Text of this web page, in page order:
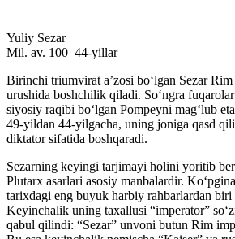
Yuliy Sezar
Mil. av. 100–44-yillar
Birinchi triumvirat aʼzosi boʻlgan Sezar
urushida boshchilik qiladi. Soʻngra
siyosiy raqibi boʻlgan Pompeyni magʻlub
49-yildan 44-yilgacha, uning joniga qasd
diktator sifatida boshqaradi.
Sezarning keyingi tarjimayi holini yoritib
Plutarx asarlari asosiy manbalardir.
tarixdagi eng buyuk harbiy rahbarlardan biri
Keyinchalik uning taxallusi “imperator”
qabul qilindi: “Sezar” unvoni butun Rim